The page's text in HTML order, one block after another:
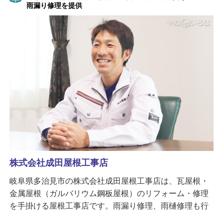
雨漏り修理を提供
株式会社成田屋根工事店
岐阜県多治見市の株式会社成田屋根工事店は、瓦屋根・
金属屋根（ガルバリウム鋼板屋根）のリフォーム・修理
を手掛ける屋根工事店です。雨漏り修理、雨樋修理も行